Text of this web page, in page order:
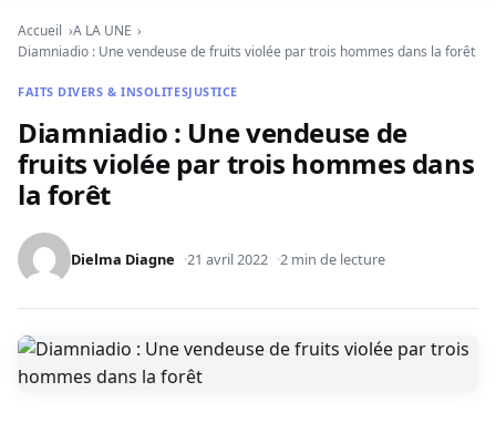
Accueil
A LA UNE
Diamniadio : Une vendeuse de fruits violée par trois hommes dans la forêt
FAITS DIVERS & INSOLITESJUSTICE
Diamniadio : Une vendeuse de
fruits violée par trois hommes dans
la forêt
Dielma Diagne 21 avril 2022 2 min de lecture